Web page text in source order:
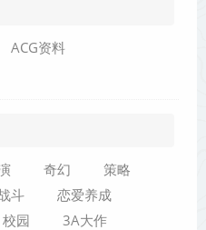
ACG资料
奇幻
策略
斗
恋爱养成
校园
3A大作